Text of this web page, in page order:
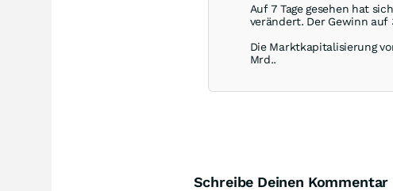
Auf 7 Tage gesehen hat
verändert. Der Gewinn auf
Die Marktkapitalisierung
Mrd..
Schreibe Deinen Kommentar